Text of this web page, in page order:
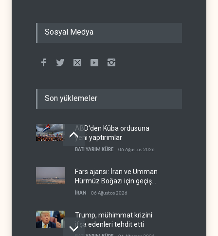
Sosyal Medya
Son yüklemeler
ABD'den Küba ordusuna
yeni yaptırımlar
BATI YARIM KÜRE 06 Ağustos 2026
Fars ajansı: İran ve Umman
Hürmüz Boğazı için geçiş
koridorlarında anlaştı
İRAN 06 Ağustos 2026
Trump, mühimmat krizini
ifşa edenleri tehdit etti